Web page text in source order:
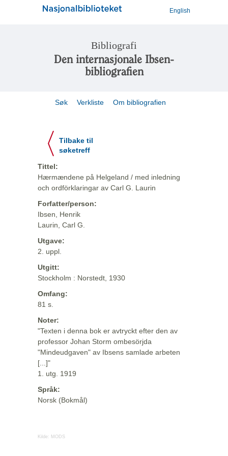
English
Bibliografi
Den internasjonale Ibsen-
bibliografien
Søk Verkliste Om bibliografien
Tilbake til
søketreff
Tittel:
Hærmændene på Helgeland / med inledning
och ordförklaringar av Carl G. Laurin
Forfatter/person:
Ibsen, Henrik
Laurin, Carl G.
Utgave:
2. uppl.
Utgitt:
Stockholm : Norstedt, 1930
Omfang:
81 s.
Noter:
"Texten i denna bok er avtryckt efter den av
professor Johan Storm ombesörjda
"Mindeudgaven" av Ibsens samlade arbeten
[...]"
1. utg. 1919
Språk:
Norsk (Bokmål)
Kilde: MODS